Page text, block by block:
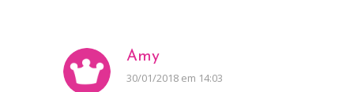
Amy
disse:
30/01/2018 em 14:03